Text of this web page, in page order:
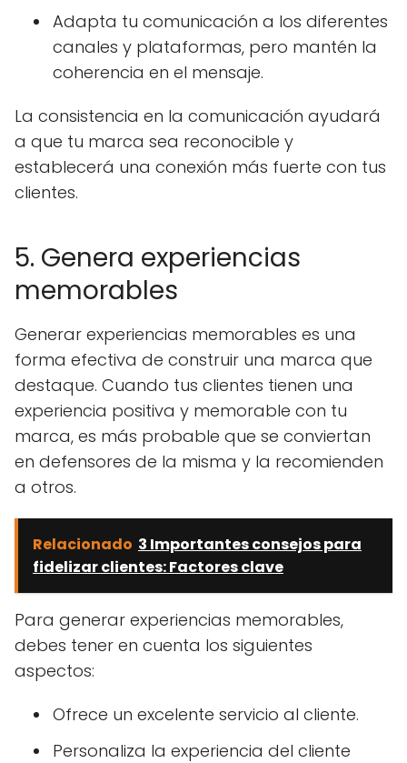
Adapta tu comunicación a los diferentes
canales y plataformas, pero mantén la
coherencia en el mensaje.
La consistencia en la comunicación ayudará
a que tu marca sea reconocible y
establecerá una conexión más fuerte con tus
clientes.
5. Genera experiencias
memorables
Generar experiencias memorables es una
forma efectiva de construir una marca que
destaque. Cuando tus clientes tienen una
experiencia positiva y memorable con tu
marca, es más probable que se conviertan
en defensores de la misma y la recomienden
a otros.
Relacionado 3 Importantes consejos para
fidelizar clientes: Factores clave
Para generar experiencias memorables,
debes tener en cuenta los siguientes
aspectos:
Ofrece un excelente servicio al cliente.
Personaliza la experiencia del cliente